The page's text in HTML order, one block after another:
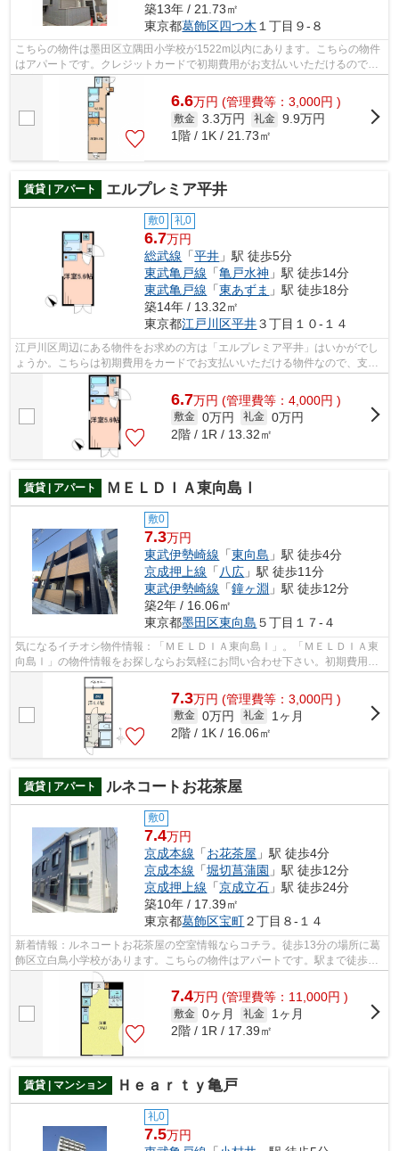
築13年 / 21.73㎡
東京都葛飾区四つ木 １丁目９-８
こちらの物件は墨田区立隅田小学校が1522m以内にあります。こちらの物件
はアパートです。クレジットカードで初期費用がお支払いいただけるので、
決済の手間が軽減できます。駅まで徒歩...
6.6万円 (管理費等：3,000円 )
敷金 3.3万円 礼金 9.9万円
1階 / 1K / 21.73㎡
賃貸 | アパート エルプレミア平井
敷0 礼0
6.7万円
総武線 「平井 」駅 徒歩5分
東武亀戸線 「亀戸水神 」駅 徒歩14分
東武亀戸線 「東あずま 」駅 徒歩18分
築14年 / 13.32㎡
東京都江戸川区平井３丁目１０-１４
江戸川区周辺にある物件をお求めの方は「エルプレミア平井」はいかがでし
ょうか。こちらは初期費用をカードでお支払いいただける物件なので、支払
い手続きの手間が省けます。徒歩5分に...
6.7万円 (管理費等：4,000円 )
敷金 0万円 礼金 0万円
2階 / 1R / 13.32㎡
賃貸 | アパート ＭＥＬＤＩＡ東向島Ⅰ
敷0
7.3万円
東武伊勢崎線 「東向島 」駅 徒歩4分
京成押上線 「 八広 」駅 徒歩11分
東武伊勢崎線 「鐘ヶ淵 」駅 徒歩12分
築2年 / 16.06㎡
東京都墨田区東向島 ５丁目１７-４
気になるイチオシ物件情報：「ＭＥＬＤＩＡ東向島Ⅰ」。「ＭＥＬＤＩＡ東
向島Ⅰ」の物件情報をお探しならお気軽にお問い合わせ下さい。初期費用を
カードでお支払いいただけるので、カー...
7.3万円 (管理費等：3,000円 )
敷金 0万円 礼金
1ヶ月
2階 / 1K / 16.06㎡
賃貸 | アパート ルネコートお花茶屋
敷0
7.4万円
京成本線 「お花茶屋 」駅 徒歩4分
京成本線 「堀切菖蒲園 」駅 徒歩12分
京成押上線 「京成立石 」駅 徒歩24分
築10年 / 17.39㎡
東京都葛飾区宝町２丁目８-１４
新着情報：ルネコートお花茶屋の空室情報ならコチラ。徒歩13分の場所に葛
飾区立白鳥小学校があります。こちらの物件はアパートです。駅まで徒歩4
分の立地が魅力的な、利便性の高い物件...
7.4万円 (管理費等：11,000円 )
敷金 0ヶ月 礼金
1ヶ月
2階 / 1R / 17.39㎡
賃貸 | マンション Ｈｅａｒｔｙ亀戸
礼0
7.5万円